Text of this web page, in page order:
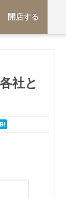
開店する
社と